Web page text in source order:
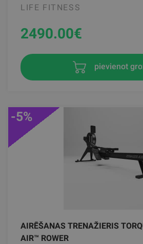
LIFE FITNESS
2490.00€
pievienot
AIRĒŠANAS TRENAŽIERIS
AIR™ ROWER
-5%